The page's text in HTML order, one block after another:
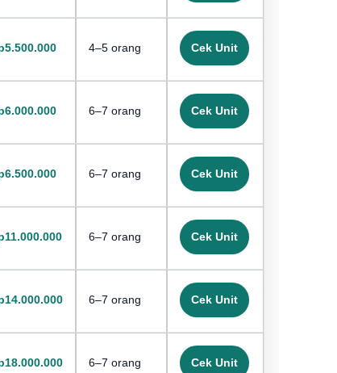
4–5 orang Cek Unit
6–7 orang Cek Unit
6–7 orang Cek Unit
6–7 orang Cek Unit
6–7 orang Cek Unit
6–7 orang Cek Unit